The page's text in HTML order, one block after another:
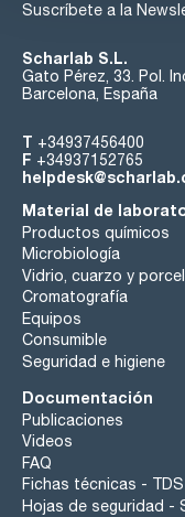
Suscríbete a la
Scharlab S.L.
Gato Pérez, 33. Pol.
Barcelona, España
T +34937456400
F +34937152765
Material de
Productos químicos
Microbiología
Vidrio, cuarzo y
Cromatografía
Equipos
Consumible
Seguridad e higiene
Documentación
Publicaciones
Videos
FAQ
Fichas técnicas - TDS
Hojas de seguridad -